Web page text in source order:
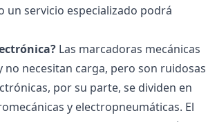
un servicio especializado podrá
Las marcadoras mecánicas
no necesitan carga, pero son ruidosas
por su parte, se dividen en
y electropneumáticas. El